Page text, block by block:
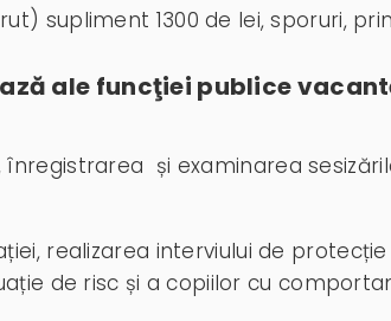
supliment 1300 de lei, sporuri,
ale funcţiei publice
înregistrarea și examinarea
realizarea interviului de
de risc și a copiilor cu